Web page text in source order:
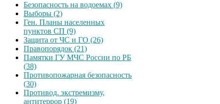
Безопасность на водоемах (9)
Выборы (2)
Ген. Планы населенных
пунктов СП (9)
Защита от ЧС и ГО (26)
Правопорядок (21)
Памятки ГУ МЧС России по РБ
(38)
Противопожарная безопасность
(30)
Противод. экстремизму,
антитеррор (19)